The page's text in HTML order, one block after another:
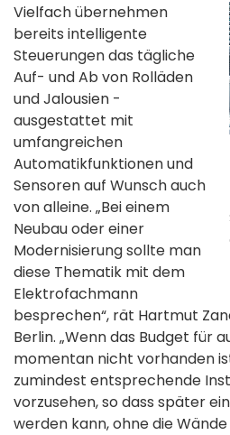
Vielfach übernehmen
bereits intelligente
Steuerungen das tägliche
Auf- und Ab von Rolläden
und Jalousien -
ausgestattet mit
umfangreichen
Automatikfunktionen und
Sensoren auf Wunsch auch
von alleine. „Bei einem
Neubau oder einer
Modernisierung sollte man
diese Thematik mit dem
Elektrofachmann
besprechen“, rät Hartmut
Berlin. „Wenn das Budget für
momentan nicht vorhanden
zumindest entsprechende
vorzusehen, so dass später
werden kann, ohne die